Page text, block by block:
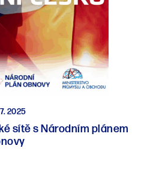
2025
sítě s Národním plánem